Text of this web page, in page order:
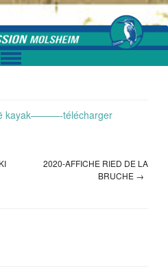
kayak———-télécharger
2020-AFFICHE RIED DE LA
BRUCHE →